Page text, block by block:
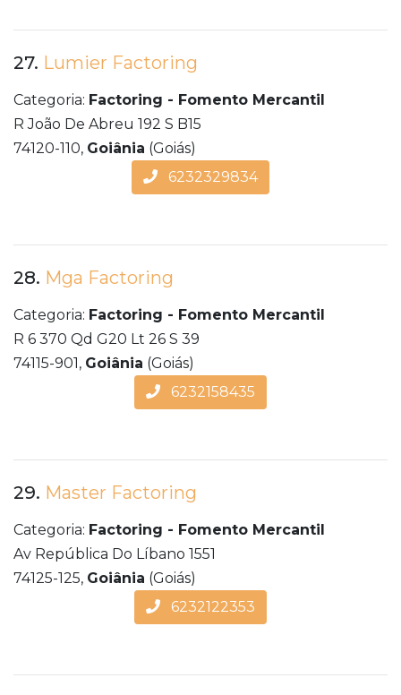
27. Lumier Factoring
Categoria: Factoring - Fomento Mercantil
R João De Abreu 192 S B15
74120-110, Goiânia (Goiás)
6232329834
28. Mga Factoring
Categoria: Factoring - Fomento Mercantil
R 6 370 Qd G20 Lt 26 S 39
74115-901, Goiânia (Goiás)
6232158435
29. Master Factoring
Categoria: Factoring - Fomento Mercantil
Av República Do Líbano 1551
74125-125, Goiânia (Goiás)
6232122353